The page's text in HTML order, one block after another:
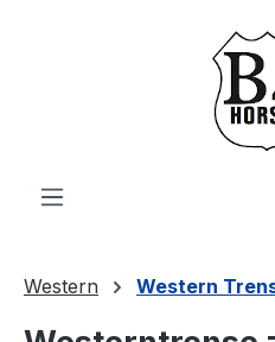
Zum Hauptinhalt springen
Western Western